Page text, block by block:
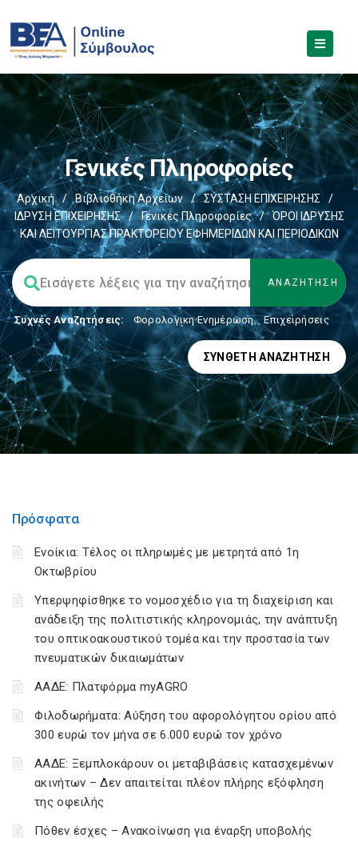
Γενικές Πληροφορίες
Αρχική / Βιβλιοθήκη Αρχείων / ΣΥΣΤΑΣΗ ΕΠΙΧΕΙΡΗΣΗΣ
/
ΙΔΡΥΣΗ ΕΠΙΧΕΙΡΗΣΗΣ
/ Γενικές Πληροφορίες /
ΌΡΟΙ ΙΔΡΥΣΗΣ
ΚΑΙ ΛΕΙΤΟΥΡΓΙΑΣ ΠΡΑΚΤΟΡΕΙΟΥ ΕΦΗΜΕΡΙΔΩΝ ΚΑΙ ΠΕΡΙΟΔΙΚΩΝ
Συχνές Αναζητήσεις: Φορολογικη Ενημέρωση, Επιχειρήσεις
ΣΎΝΘΕΤΗ ΑΝΑΖΉΤΗΣΗ
Πρόσφατα
Ενοίκια: Τέλος οι πληρωμές με μετρητά από 1η
Οκτωβρίου
Υπερψηφίσθηκε το νομοσχέδιο για τη διαχείριση και
ανάδειξη της πολιτιστικής κληρονομιάς, την ανάπτυξη
του οπτικοακουστικού τομέα και την προστασία των
πνευματικών δικαιωμάτων
ΑΑΔΕ: Πλατφόρμα myAGRO
Φιλοδωρήματα: Αύξηση του αφορολόγητου ορίου από
300 ευρώ τον μήνα σε 6.000 ευρώ τον χρόνο
ΑΑΔΕ: Ξεμπλοκάρουν οι μεταβιβάσεις κατασχεμένων
ακινήτων – Δεν απαιτείται πλέον πλήρης εξόφληση
της οφειλής
Πόθεν έσχες – Ανακοίνωση για έναρξη υποβολής